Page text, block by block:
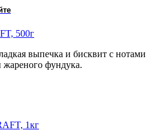
500г
выпечка и бисквит с нотами
жареного фундука.